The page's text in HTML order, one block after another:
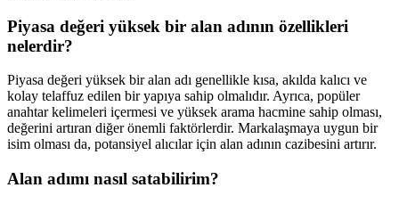
Piyasa değeri yüksek bir alan adının özellikleri
nelerdir?
Piyasa değeri yüksek bir alan adı genellikle kısa, akılda kalıcı ve
kolay telaffuz edilen bir yapıya sahip olmalıdır. Ayrıca, popüler
anahtar kelimeleri içermesi ve yüksek arama hacmine sahip olması,
değerini artıran diğer önemli faktörlerdir. Markalaşmaya uygun bir
isim olması da, potansiyel alıcılar için alan adının cazibesini artırır.
Alan adımı nasıl satabilirim?